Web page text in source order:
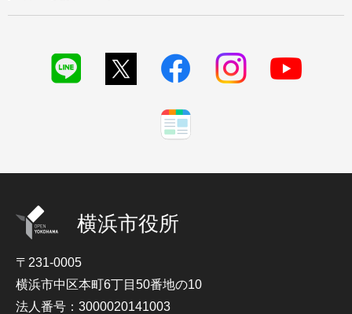
横浜市役所
〒231-0005
横浜市中区本町6丁目50番地の10
法人番号：3000020141003